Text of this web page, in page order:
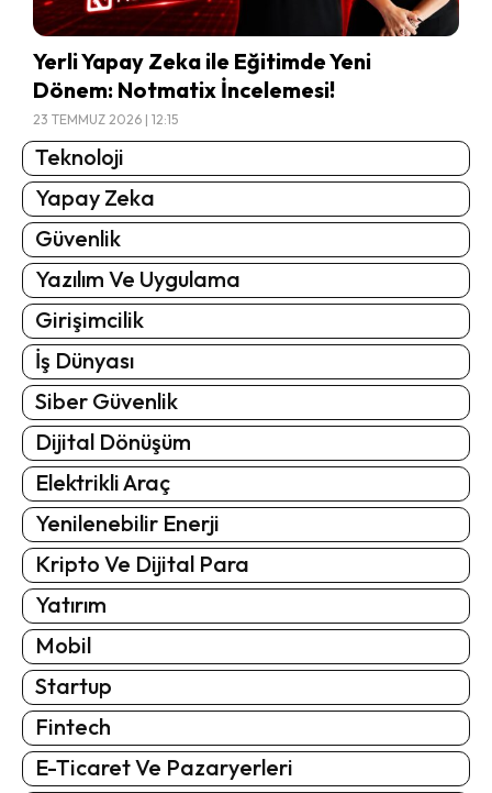
Yerli Yapay Zeka ile Eğitimde Yeni
Dönem: Notmatix İncelemesi!
23 TEMMUZ 2026 | 12:15
Teknoloji
Yapay Zeka
Güvenlik
Yazılım Ve Uygulama
Girişimcilik
İş Dünyası
Siber Güvenlik
Dijital Dönüşüm
Elektrikli Araç
Yenilenebilir Enerji
Kripto Ve Dijital Para
Yatırım
Mobil
Startup
Fintech
E-Ticaret Ve Pazaryerleri